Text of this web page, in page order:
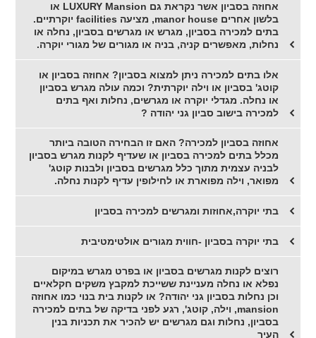
אחוזה בסביון אשר נקראת גם LUXURY Mansion או
בלשון אחרים manor house, מציעה facilities יוקרתיים.
בתים למכירה בסביון, מגרש או מגרשים בסביון, נחלה או
נחלות, מאפשרים קניה, בניה או מגורים של מגורי יוקרה.
אלו בתים למכירה ניתן למצוא בסביון? אחוזה בסביון או
קוטג' בסביון או וילה יוקרתית? וכמה עולה מגרש בסביון
או נחלה. מגדלי יוקרה או מגרשים, נחלות ואף בתים
למכירה בישוב סביון גני יהודה ?
אחוזה בסביון למכירה? האם זו הבחירה הטובה ביותר
מכלל בתים למכירה בסביון או שעדיף לקנות מגרש בסביון
לבניה עצמית מתוך כלל מגרשים בסביון ולבנות קוטג'
מפואר, וילה מפוארת או לחילופין עדיף לקנות נחלה.
בתי יוקרה,אחוזות ומגרשים למכירה בסביון
בתי יוקרה בסביון -חווית מגורים אולטימטיבית
רוצים לקנות מגרשים בסביון או בפרט מגרש במיקום
נפלא או נחלה מעניינת ששייכת למקבץ משקים חקלאיים
וכן נחלות בסביון גני יהודה? או לקנות בית בנוי כמו אחוזה
mansion, וילה, קוטג', רגע לפני בדיקה של בתים למכירה
בסביון, נחלות וגם מגרשים יש להכיר את תכניות בנין
העיר